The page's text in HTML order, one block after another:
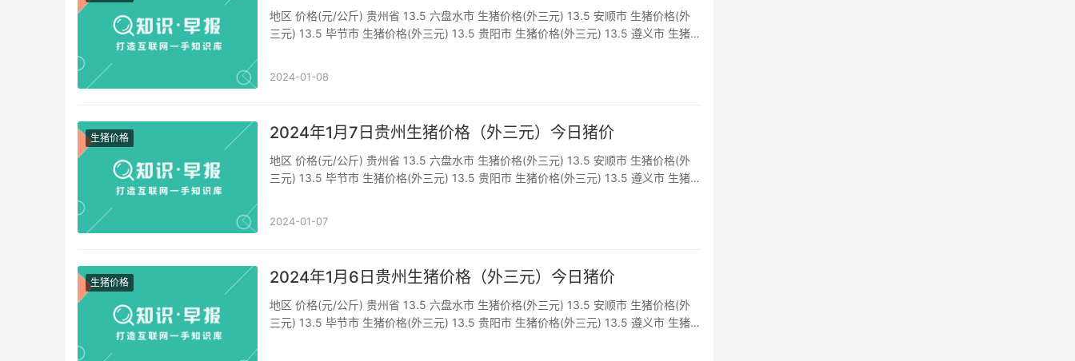
地区 价格(元/公斤) 贵州省 13.5 六盘水市 生猪价格(外三元) 13.5 安顺市 生猪价格(外
三元) 13.5 毕节市 生猪价格(外三元) 13.5 贵阳市 生猪价格(外三元) 13.5 遵义市 生猪
2024-01-08
生猪价格 2024年1月7日贵州生猪价格（外三元）今日猪价
地区 价格(元/公斤) 贵州省 13.5 六盘水市 生猪价格(外三元) 13.5 安顺市 生猪价格(外
三元) 13.5 毕节市 生猪价格(外三元) 13.5 贵阳市 生猪价格(外三元) 13.5 遵义市 生猪
2024-01-07
生猪价格 2024年1月6日贵州生猪价格（外三元）今日猪价
地区 价格(元/公斤) 贵州省 13.5 六盘水市 生猪价格(外三元) 13.5 安顺市 生猪价格(外
三元) 13.5 毕节市 生猪价格(外三元) 13.5 贵阳市 生猪价格(外三元) 13.5 遵义市 生猪